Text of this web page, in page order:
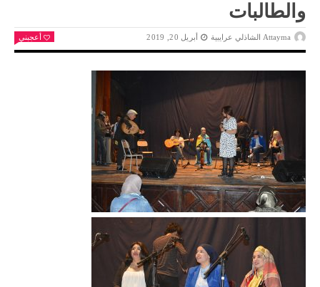
والطالبات
Attayma الشاذلي عرايبية أبريل 20, 2019 أعجبني